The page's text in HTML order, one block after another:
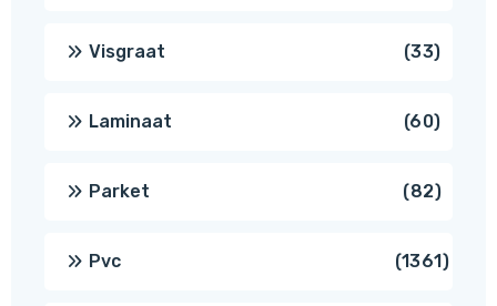
Visgraat 3333
Laminaat 6060
Parket 8282
Pvc 13611361